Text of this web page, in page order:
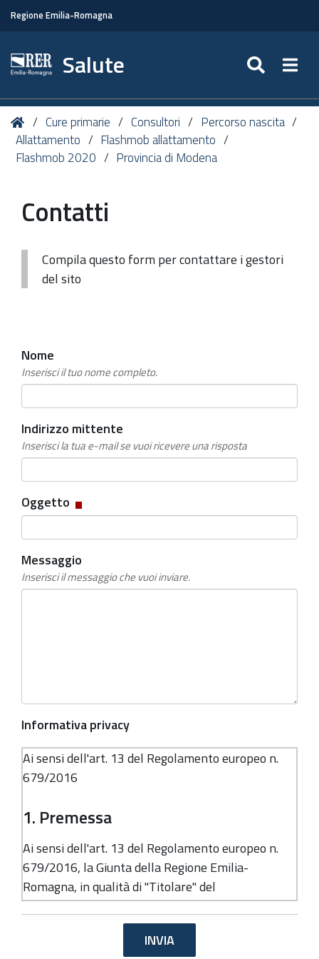
Regione Emilia-Romagna
Salute
Tu
sei
qui:
HomeCure primarie Consultori
Percorso nascita
Allattamento
Flashmob allattamento
Flashmob 2020
Provincia di Modena
Contatti
Compila questo form per contattare i gestori
del sito
Nome
Inserisci il tuo nome completo.
Indirizzo mittente
Inserisci la tua e-mail se vuoi ricevere una risposta
Oggetto Campo
obbligatorio
Messaggio
Inserisci il messaggio che vuoi inviare.
Informativa privacy
Ai sensi dell'art. 13 del Regolamento europeo n.
679/2016
1. Premessa
Ai sensi dell'art. 13 del Regolamento europeo n.
679/2016, la Giunta della Regione Emilia-
Romagna, in qualità di "Titolare" del
trattamento, è tenuta a fornirle informazioni in
merito all'utilizzo dei suoi dati personali.